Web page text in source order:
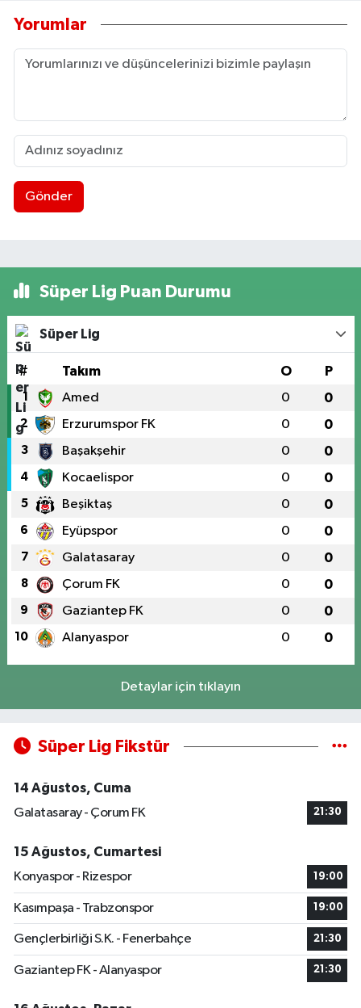
Yorumlar
Gönder
Süper Lig Puan Durumu
Süper Lig
# Takım O P
1 Amed 0 0
2 Erzurumspor FK 0 0
3 Başakşehir 0 0
4 Kocaelispor 0 0
5 Beşiktaş 0 0
6 Eyüpspor 0 0
7 Galatasaray 0 0
8 Çorum FK 0 0
9 Gaziantep FK 0 0
10 Alanyaspor 0 0
Detaylar için tıklayın
Süper Lig Fikstür
14 Ağustos, Cuma
Galatasaray - Çorum FK
21:30
15 Ağustos, Cumartesi
Konyaspor - Rizespor
19:00
Kasımpaşa - Trabzonspor 19:00
Gençlerbirliği S.K. - Fenerbahçe 21:30
Gaziantep FK - Alanyaspor 21:30